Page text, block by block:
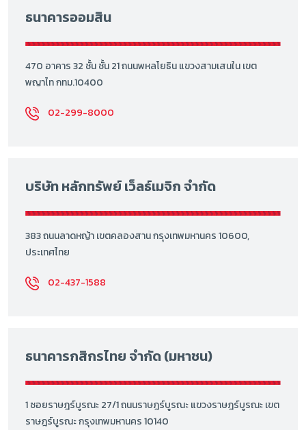
ธนาคารออมสิน
470 อาคาร 32 ชั้น ชั้น 21 ถนนพหลโยธิน แขวงสามเสนใน เขต
พญาไท กทม.10400
02-299-8000
บริษัท หลักทรัพย์ เว็ลธ์เมจิก จำกัด
383 ถนนลาดหญ้า เขตคลองสาน กรุงเทพมหานคร 10600,
ประเทศไทย
02-437-1588
ธนาคารกสิกรไทย จำกัด (มหาชน)
1 ซอยราษฎร์บูรณะ 27/1 ถนนราษฎร์บูรณะ แขวงราษฎร์บูรณะ เขต
ราษฎร์บูรณะ กรุงเทพมหานคร 10140